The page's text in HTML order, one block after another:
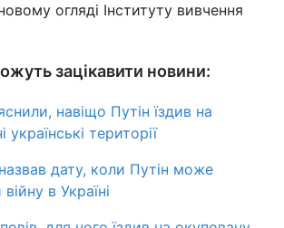
огляді Інституту вивчення
зацікавити новини:
навіщо Путін їздив на
українські території
дату, коли Путін може
в Україні